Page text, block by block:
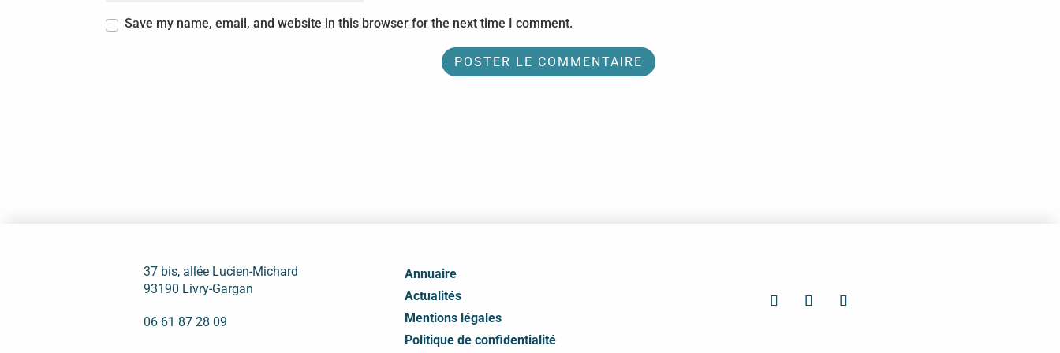
Save my name, email, and website in this browser for the next time I comment.
37 bis, allée Lucien-Michard
93190 Livry-Gargan
06 61 87 28 09
Annuaire
Actualités
Mentions légales
Politique de confidentialité